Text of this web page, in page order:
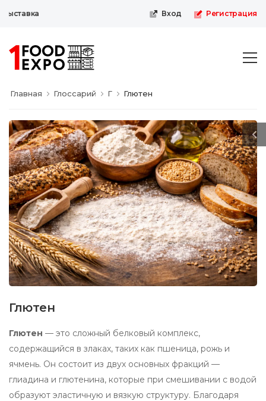
Вход Регистрация
Главная Глоссарий Г Глютен
Глютен
Глютен — это сложный белковый комплекс,
содержащийся в злаках, таких как пшеница, рожь и
ячмень. Он состоит из двух основных фракций —
глиадина и глютенина, которые при смешивании с водой
образуют эластичную и вязкую структуру. Благодаря